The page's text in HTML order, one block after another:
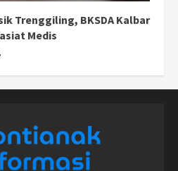
Trenggiling, BKSDA Kalbar
Medis